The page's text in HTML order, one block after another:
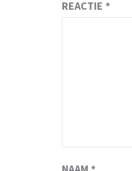
REACTIE *